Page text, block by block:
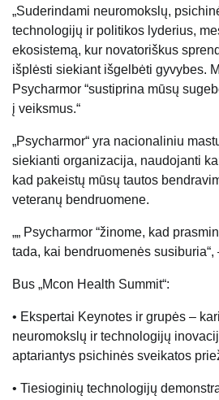
„Suderindami neuromokslų,
technologijų ir politikos lyderius,
ekosistemą, kur novatoriškus
išplėsti siekiant išgelbėti gyvybes.
Psycharmor “sustiprina mūsų
į veiksmus.“
„Psycharmor“ yra nacionaliniu
siekianti organizacija, naudojanti
kad pakeistų mūsų tautos
veteranų bendruomene.
„„ Psycharmor “žinome, kad
tada, kai bendruomenės susiburia“,
Bus „Mcon Health Summit“:
• Ekspertai Keynotes ir grupės –
neuromokslų ir technologijų
aptariantys psichinės sveikatos
• Tiesioginių technologijų